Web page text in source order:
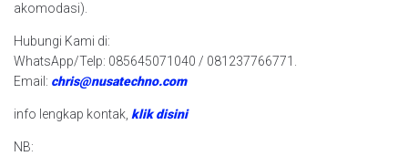
akomodasi).
Hubungi Kami di:
WhatsApp/Telp: 085645071040 / 081237766771.
Email: chris@nusatechno.com
info lengkap kontak, klik disini
NB: